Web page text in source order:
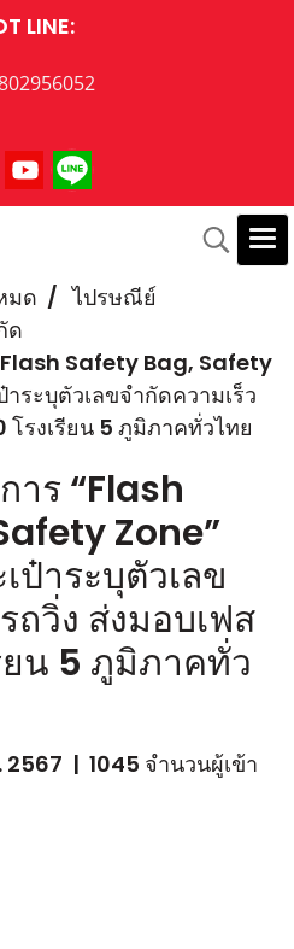
LINE:
มด
ไปรษณีย์
ด
Safety Bag, Safety
ระบุตัวเลขจำกัดความเร็ว
โรงเรียน 5 ภูมิภาคทั่วไทย
าร “Flash
Zone”
ป๋าระบุตัวเลข
ถวิ่ง ส่งมอบเฟส
ยน 5 ภูมิภาคทั่ว
2567 | 1045 จำนวนผู้เข้า